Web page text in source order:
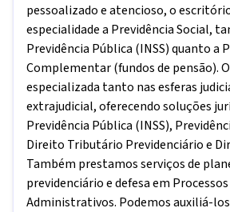
pessoalizado e atencioso, o
especialidade a Previdência Social,
Previdência Pública (INSS) quanto a
Complementar (fundos de pensão).
especializada tanto nas esferas
extrajudicial, oferecendo soluções
Previdência Pública (INSS),
Direito Tributário Previdenciário e
Também prestamos serviços de
previdenciário e defesa em
Administrativos. Podemos auxiliá-